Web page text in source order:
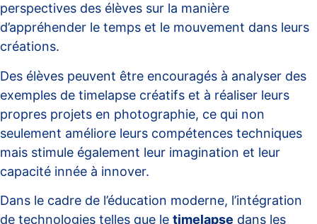
perspectives des élèves sur la manière
d’appréhender le temps et le mouvement dans leurs
créations.
Des élèves peuvent être encouragés à analyser des
exemples de timelapse créatifs et à réaliser leurs
propres projets en photographie, ce qui non
seulement améliore leurs compétences techniques
mais stimule également leur imagination et leur
capacité innée à innover.
Dans le cadre de l’éducation moderne, l’intégration
de technologies telles que le timelapse dans les